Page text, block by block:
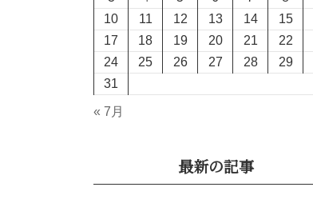
10
11 12 13 14 15
17
18 19 20 21 22
24
25 26 27 28 29
31
« 7月
最新の記事